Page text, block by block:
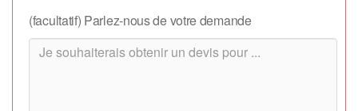
(facultatif) Parlez-nous de votre demande